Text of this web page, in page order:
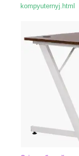
kompyuternyj.html